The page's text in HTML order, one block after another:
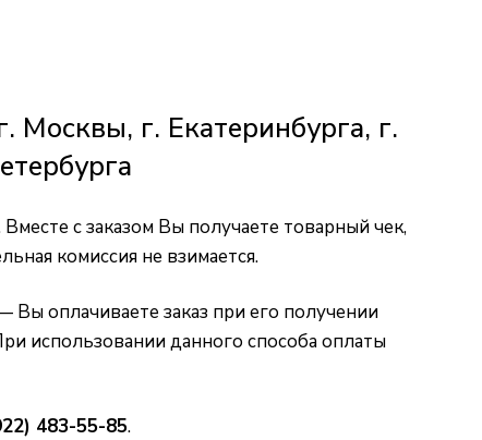
Москвы, г. Екатеринбурга, г.
с заказом Вы получаете товарный чек,
комиссия не взимается.
Вы оплачиваете заказ при его получении
использовании данного способа оплаты
483-55-85.